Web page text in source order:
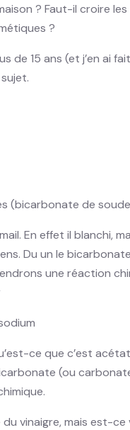
? Faut-il croire
?
de 15 ans (et j’en ai
(bicarbonate de
En effet il blanchi,
Du un le
une réaction
ce que c’est
(ou
vinaigre, mais est-